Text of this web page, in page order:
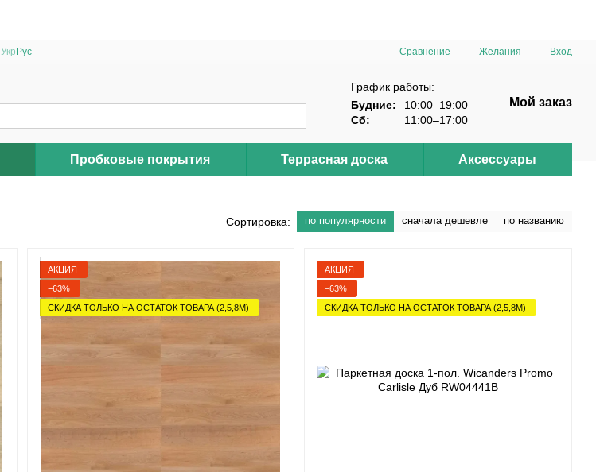
Укр Рус Сравнение Желания Вход
График работы:
Будние:
10:00–19:00
Сб:
11:00–17:00
Мой заказ
Пробковые покрытия Террасная доска Аксессуары
Сортировка: по популярности сначала дешевле по названию
АКЦИЯ
−63%
СКИДКА ТОЛЬКО НА ОСТАТОК ТОВАРА (2,5,8М)
АКЦИЯ
−63%
СКИДКА ТОЛЬКО НА ОСТАТОК ТОВАРА (2,5,8М)